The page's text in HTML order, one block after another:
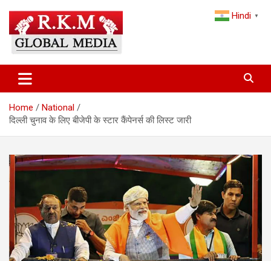
content
Latest Hindi News & Breaking
News – RKM Global Media
and the World
Home
National
दिल्ली चुनाव के लिए बीजेपी के स्टार कैंपेनर्स की लिस्ट जारी
Hindi ▼